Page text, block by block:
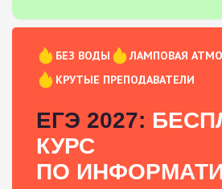
БЕЗ ВОДЫ
ЛАМПОВАЯ
КРУТЫЕ ПРЕПОДАВАТЕЛИ
ЕГЭ 2027:
КУРС
ПО